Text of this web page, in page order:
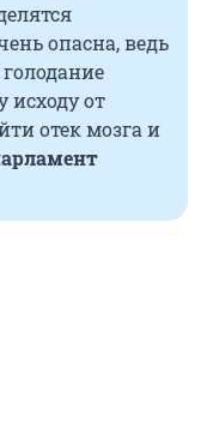
опасна, ведь
исходу от
отек мозга и